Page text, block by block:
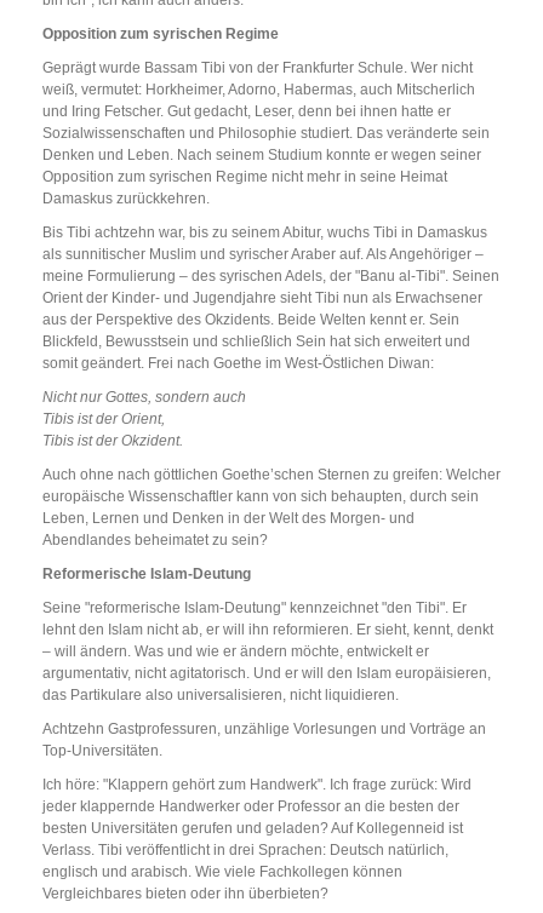
Opposition zum syrischen Regime
Geprägt wurde Bassam Tibi von der Frankfurter Schule. Wer nicht
weiß, vermutet: Horkheimer, Adorno, Habermas, auch Mitscherlich
und Iring Fetscher. Gut gedacht, Leser, denn bei ihnen hatte er
Sozialwissenschaften und Philosophie studiert. Das veränderte sein
Denken und Leben. Nach seinem Studium konnte er wegen seiner
Opposition zum syrischen Regime nicht mehr in seine Heimat
Damaskus zurückkehren.
Bis Tibi achtzehn war, bis zu seinem Abitur, wuchs Tibi in Damaskus
als sunnitischer Muslim und syrischer Araber auf. Als Angehöriger –
meine Formulierung – des syrischen Adels, der "Banu al-Tibi". Seinen
Orient der Kinder- und Jugendjahre sieht Tibi nun als Erwachsener
aus der Perspektive des Okzidents. Beide Welten kennt er. Sein
Blickfeld, Bewusstsein und schließlich Sein hat sich erweitert und
somit geändert. Frei nach Goethe im West-Östlichen Diwan:
Nicht nur Gottes, sondern auch
Tibis ist der Orient,
Tibis ist der Okzident.
Auch ohne nach göttlichen Goethe’schen Sternen zu greifen: Welcher
europäische Wissenschaftler kann von sich behaupten, durch sein
Leben, Lernen und Denken in der Welt des Morgen- und
Abendlandes beheimatet zu sein?
Reformerische Islam-Deutung
Seine "reformerische Islam-Deutung" kennzeichnet "den Tibi". Er
lehnt den Islam nicht ab, er will ihn reformieren. Er sieht, kennt, denkt
– will ändern. Was und wie er ändern möchte, entwickelt er
argumentativ, nicht agitatorisch. Und er will den Islam europäisieren,
das Partikulare also universalisieren, nicht liquidieren.
Achtzehn Gastprofessuren, unzählige Vorlesungen und Vorträge an
Top-Universitäten.
Ich höre: "Klappern gehört zum Handwerk". Ich frage zurück: Wird
jeder klappernde Handwerker oder Professor an die besten der
besten Universitäten gerufen und geladen? Auf Kollegenneid ist
Verlass. Tibi veröffentlicht in drei Sprachen: Deutsch natürlich,
englisch und arabisch. Wie viele Fachkollegen können
Vergleichbares bieten oder ihn überbieten?